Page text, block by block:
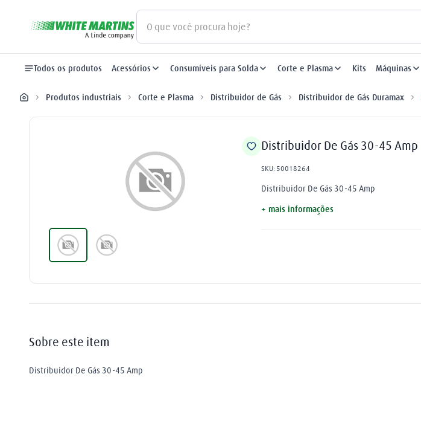
O que você procura hoje?
Todos os produtos Acessórios Consumíveis para Solda Corte e Plasma Kits Máquinas
Produtos industriais Corte e Plasma Distribuidor de Gás Distribuidor de Gás Duramax
Distribuidor De Gás 30-45 Amp
SKU: 50018264
Distribuidor De Gás 30-45 Amp
+ mais informações
Sobre este item
Distribuidor De Gás 30-45 Amp
Termos mais buscados
gás
2º oxigênio
maçarico
5º regulador
6º argônio
9º mangueira